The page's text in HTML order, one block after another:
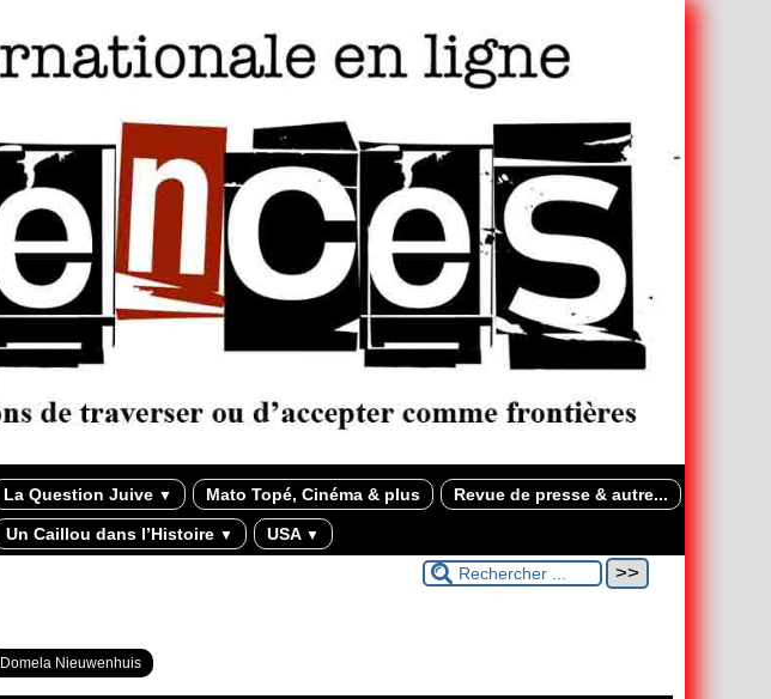
La Question Juive ▼ Mato Topé, Cinéma & plus Revue de presse & autre...
Un Caillou dans l’Histoire ▼ USA ▼
Domela Nieuwenhuis